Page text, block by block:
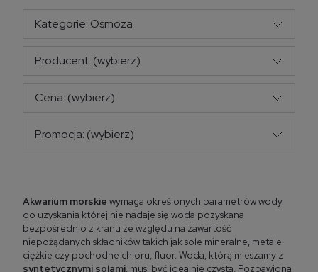
Kategorie: Osmoza
Producent: (wybierz)
Cena: (wybierz)
Promocja: (wybierz)
Akwarium morskie wymaga określonych parametrów wody
do uzyskania której nie nadaje się woda pozyskana
bezpośrednio z kranu ze względu na zawartość
niepożądanych składników takich jak sole mineralne, metale
ciężkie czy pochodne chloru, fluor. Woda, którą mieszamy z
syntetycznymi solami, musi być idealnie czysta. Pozbawiona